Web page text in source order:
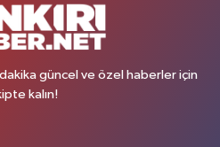
güncel ve özel haberler için
kalın!